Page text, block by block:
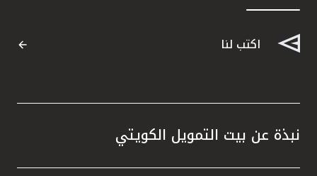
اكتب لنا
نبذة عن بيت التمويل الكويتي